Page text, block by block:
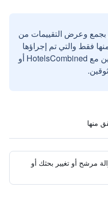
بجمع وعرض التقييمات من
فقط والتي تم إجراؤها
بواسطة مستخدمين حقيقيين مع HotelsCombined أو
مرشح أو تغيير بحثك أو